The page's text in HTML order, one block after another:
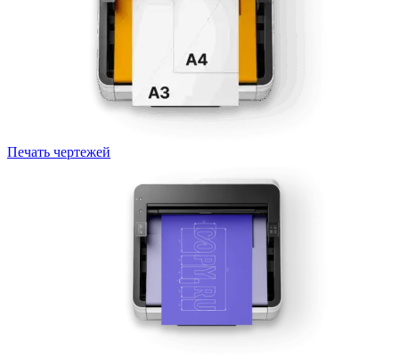
Печать чертежей